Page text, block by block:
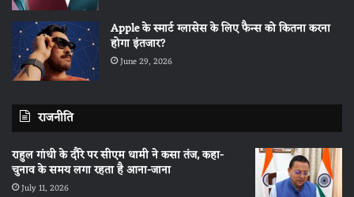
Apple के स्मार्ट ग्लासेस के लिए फैन्स को कितना करना
होगा इंतजार?
June 29, 2026
राजनीति
राहुल गांधी के दौरे पर सीएम धामी ने कसा तंज, कहा-
चुनाव के समय लगा रहता है आना-जाना
July 11, 2026